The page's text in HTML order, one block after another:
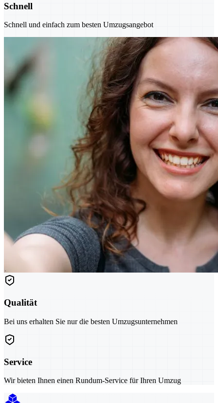
Schnell
Schnell und einfach zum besten Umzugsangebot
Qualität
Bei uns erhalten Sie nur die besten Umzugsunternehmen
Service
Wir bieten Ihnen einen Rundum-Service für Ihren Umzug